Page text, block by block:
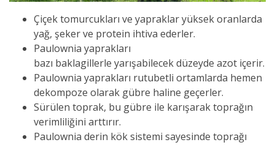
Çiçek tomurcukları ve yapraklar yüksek oranlarda
yağ, şeker ve protein ihtiva ederler.
Paulownia yaprakları
bazı baklagillerle yarışabilecek düzeyde azot içerir.
Paulownia yaprakları rutubetli ortamlarda hemen
dekompoze olarak gübre haline geçerler.
Sürülen toprak, bu gübre ile karışarak toprağın
verimliliğini arttırır.
Paulownia derin kök sistemi sayesinde toprağı